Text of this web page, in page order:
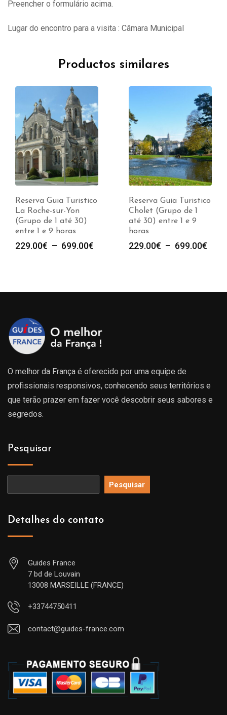
Preencher o formulário acima.
Lugar do encontro para a visita : Câmara Municipal
Productos similares
Reserva Guia Turistico
La Roche-sur-Yon
(Grupo de 1 até 30)
entre 1 e 9 horas
229.00€ – 699.00€
à
Reserva Guia Turistico
Cholet (Grupo de 1
até 30) entre 1 e 9
horas
229.00€ – 699.00€
à
O melhor da França é oferecido por uma equipe de
profissionais responsivos, conhecendo seus territórios e
que terão prazer em fazer você descobrir seus sabores e
segredos.
Pesquisar
Pesquisar
Detalhes do contato
Guides France
7 bd de Louvain
13008 MARSEILLE (FRANCE)
+33744750411
contact@guides-france.com